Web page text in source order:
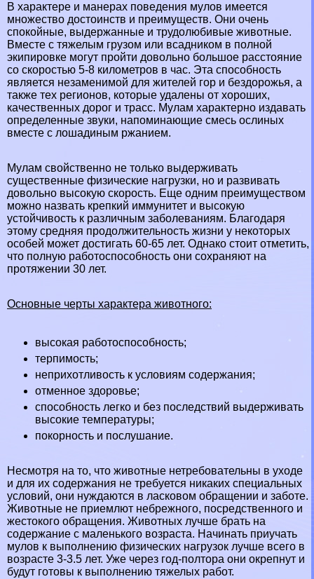
В хаpaктере и манерах поведения мулов имеется
множество достоинств и преимуществ. Они очень
спокойные, выдержанные и трудолюбивые животные.
Вместе с тяжелым грузом или всадником в полной
экипировке могут пройти довольно большое расстояние
со скоростью 5-8 километров в час. Эта способность
является незаменимой для жителей гор и бездорожья, а
также тех регионов, которые удалены от хороших,
качественных дорог и трасс. Мулам хаpaктерно издавать
определенные звуки, напоминающие смесь ослиных
вместе с лошадиным ржанием.
Мулам свойственно не только выдерживать
существенные физические нагрузки, но и развивать
довольно высокую скорость. Еще одним преимуществом
можно назвать крепкий иммунитет и высокую
устойчивость к различным заболеваниям. Благодаря
этому средняя продолжительность жизни у некоторых
особей может достигать 60-65 лет. Однако стоит отметить,
что полную работоспособность они сохраняют на
протяжении 30 лет.
Основные черты хаpaктера животного:
высокая работоспособность;
терпимость;
неприхотливость к условиям содержания;
отменное здоровье;
способность легко и без последствий выдерживать
высокие температуры;
покорность и послушание.
Несмотря на то, что животные нетребовательны в уходе
и для их содержания не требуется никаких специальных
условий, они нуждаются в ласковом обращении и заботе.
Животные не приемлют небрежного, посредственного и
жестокого обращения. Животных лучше брать на
содержание с маленького возраста. Начинать приучать
мулов к выполнению физических нагрузок лучше всего в
возрасте 3-3.5 лет. Уже через год-полтора они окрепнут и
будут готовы к выполнению тяжелых работ.